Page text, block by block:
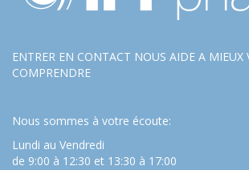
ENTRER EN CONTACT NOUS AIDE A MIEUX
COMPRENDRE
Nous sommes à votre écoute:
Lundi au Vendredi
de 9:00 à 12:30 et 13:30 à 17:00